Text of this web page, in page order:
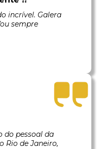
incrível. Galera
sempre
do pessoal da
Rio de Janeiro,